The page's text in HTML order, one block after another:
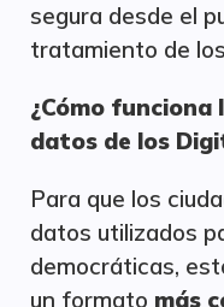
segura desde el
tratamiento de
¿Cómo funciona
datos de los
Para que los
datos utilizados
democráticas,
un formato más